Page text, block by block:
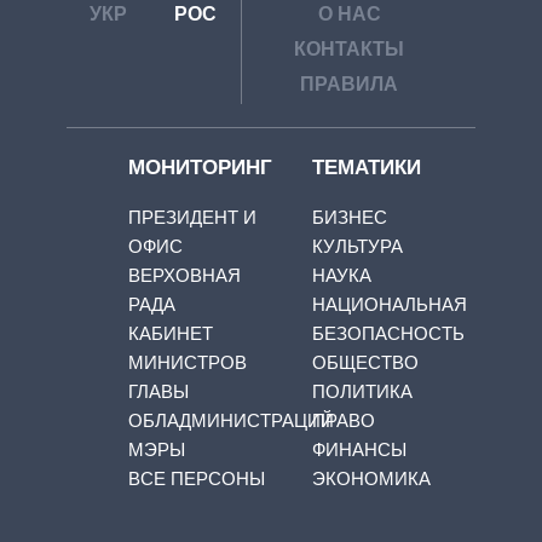
УКР РОС
О НАС
КОНТАКТЫ
ПРАВИЛА
МОНИТОРИНГ
ПРЕЗИДЕНТ И
ОФИС
ВЕРХОВНАЯ
РАДА
КАБИНЕТ
МИНИСТРОВ
ГЛАВЫ
ОБЛАДМИНИСТРАЦИЙ
МЭРЫ
ВСЕ ПЕРСОНЫ
ТЕМАТИКИ
БИЗНЕС
КУЛЬТУРА
НАУКА
НАЦИОНАЛЬНАЯ
БЕЗОПАСНОСТЬ
ОБЩЕСТВО
ПОЛИТИКА
ПРАВО
ФИНАНСЫ
ЭКОНОМИКА